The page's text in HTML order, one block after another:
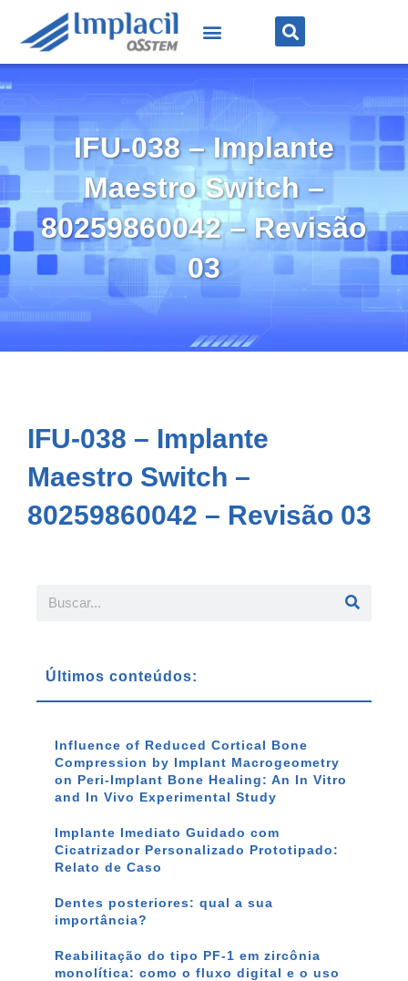
IFU-038 – Implante
Maestro Switch –
80259860042 – Revisão
03
IFU-038 – Implante
Maestro Switch –
80259860042 – Revisão 03
Últimos conteúdos:
Influence of Reduced Cortical Bone
Compression by Implant Macrogeometry
on Peri-Implant Bone Healing: An In Vitro
and In Vivo Experimental Study
Implante Imediato Guidado com
Cicatrizador Personalizado Prototipado:
Relato de Caso
Dentes posteriores: qual a sua
importância?
Reabilitação do tipo PF-1 em zircônia
monolítica: como o fluxo digital e o uso